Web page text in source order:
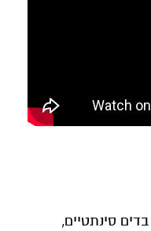
סינתטיים,